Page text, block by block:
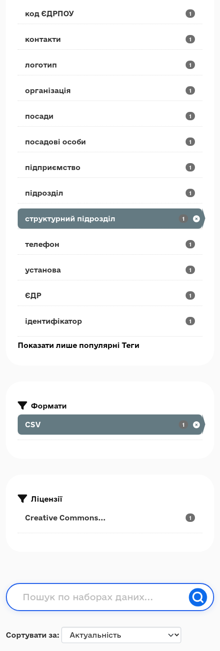
код ЄДРПОУ 1
контакти 1
логотип 1
організація 1
посади 1
посадові особи 1
підприємство 1
підрозділ 1
структурний підрозділ 1
телефон 1
установа 1
ЄДР 1
ідентифікатор 1
Показати лише популярні Теги
Формати
CSV 1
Ліцензії
Creative Commons... 1
Сортувати за